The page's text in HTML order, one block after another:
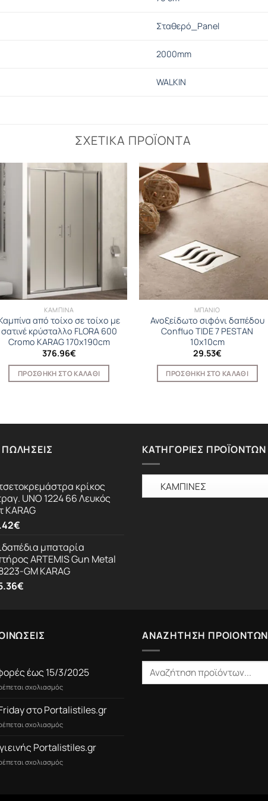
Σταθερό_Panel
2000mm
WALKIN
ΣΧΕΤΙΚΆ ΠΡΟΪΌΝΤΑ
ΚΑΜΠΙΝΑ
από τοίχο σε τοίχο με
σατινέ κρύσταλλο FLORA 600
Cromo KARAG 170x190cm
376.96€
ΠΡΟΣΘΉΚΗ ΣΤΟ ΚΑΛΆΘΙ
ΜΠΑΝΙΟ
Ανοξείδωτο σιφόνι δαπέδου
Confluo TIDE 7 PESTAN
10x10cm
29.53€
ΠΡΟΣΘΉΚΗ ΣΤΟ ΚΑΛΆΘΙ
κρίκος
UNO 1224 66 Λευκός
KARAG
€
μπαταρία
ARTEMIS Gun Metal
GM KARAG
€
ΚΑΤΗΓΟΡΊΕΣ ΠΡΟΪΌΝΤΩΝ
έως 15/3/2025
σχολιασμόςστο
έως
15/3/2025
στο Portalistiles.gr
σχολιασμόςστο
Friday
στο
Portalistiles.gr
Portalistiles.gr
σχολιασμόςστο
ΑΝΑΖΗΤΗΣΗ ΠΡΟΙΟΝΤΩΝ